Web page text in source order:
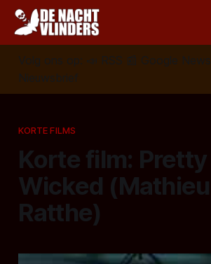
Volg ons op: 📣 RSS 📰 Google News
Nieuwsbrief
KORTE FILMS
Korte film: Pretty
Wicked (Mathieu
Ratthe)